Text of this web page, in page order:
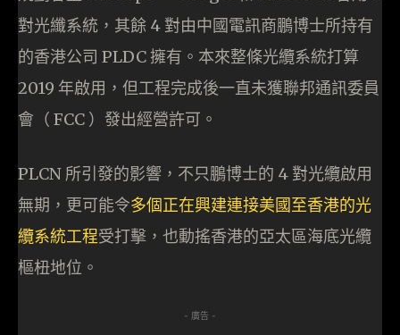
對光纖系統，其餘 4 對由中國電訊商鵬博士所持有
的香港公司 PLDC 擁有。本來整條光纜系統打算
2019 年啟用，但工程完成後一直未獲聯邦通訊委員
會（ FCC ）發出經營許可。
PLCN 所引發的影響，不只鵬博士的 4 對光纜啟用
無期，更可能令多個正在興建連接美國至香港的光
纜系統工程受打擊，也動搖香港的亞太區海底光纜
樞杻地位。
- 廣告 -